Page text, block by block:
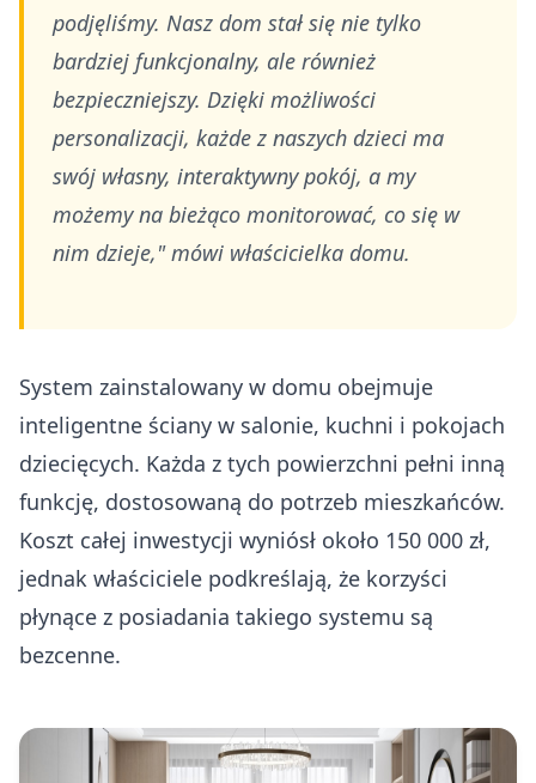
podjęliśmy. Nasz dom stał się nie tylko
bardziej funkcjonalny, ale również
bezpieczniejszy. Dzięki możliwości
personalizacji, każde z naszych dzieci ma
swój własny, interaktywny pokój, a my
możemy na bieżąco monitorować, co się w
nim dzieje," mówi właścicielka domu.
System zainstalowany w domu obejmuje
inteligentne ściany w salonie, kuchni i pokojach
dziecięcych. Każda z tych powierzchni pełni inną
funkcję, dostosowaną do potrzeb mieszkańców.
Koszt całej inwestycji wyniósł około 150 000 zł,
jednak właściciele podkreślają, że korzyści
płynące z posiadania takiego systemu są
bezcenne.